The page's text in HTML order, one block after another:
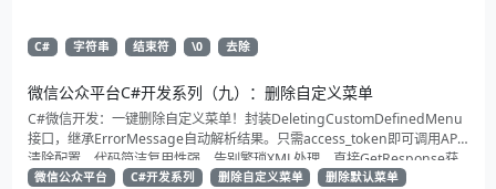
C# 字符串 结束符 \0 去除
微信公众平台C#开发系列（九）：删除自定义菜单
C#微信开发：一键删除自定义菜单！封装DeletingCustomDefinedMenu
接口，继承ErrorMessage自动解析结果。只需access_token即可调用API
清除配置。代码简洁复用性强，告别繁琐XML处理，直接GetResponse获
取状态。适合动态管理公众号的开发者，建议收藏备用！
微信公众平台 C#开发系列 删除自定义菜单
删除默认菜单